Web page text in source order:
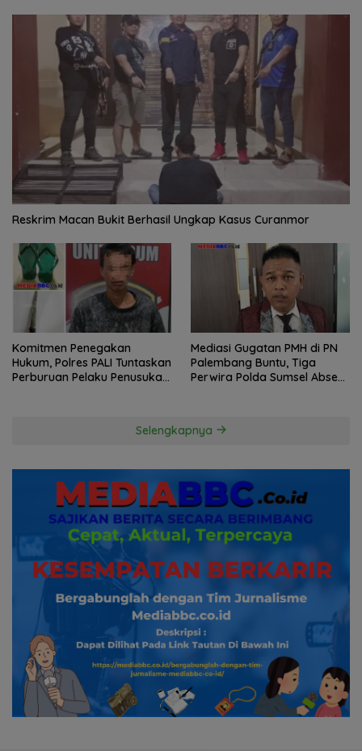
Reskrim Macan Bukit Berhasil Ungkap Kasus Curanmor
Komitmen Penegakan
Hukum, Polres PALI Tuntaskan
Perburuan Pelaku Penusukan
Mediasi Gugatan PMH di PN
Palembang Buntu, Tiga
Perwira Polda Sumsel Absen,
Selengkapnya